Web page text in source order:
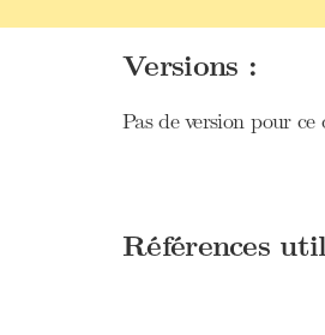
Versions :
Pas de version pour ce
Références